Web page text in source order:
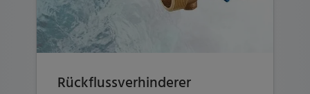
Rückflussverhinderer